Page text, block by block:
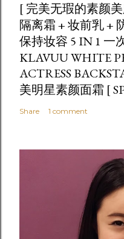
[ 完美无瑕的素颜
隔离霜 + 妆前乳 +
保持妆容 5 IN 1
KLAVUU WHITE
ACTRESS
美明星素颜面霜 [
Share 1 comment